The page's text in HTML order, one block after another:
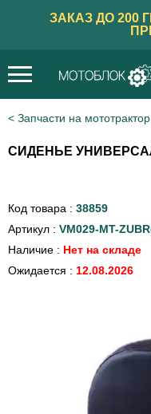
ЗАКАЗ ДО 200
Запчасти на
СИДЕНЬЕ
Код товара : 38859
Артикул : VM029-MT-
Наличие : Нет на складе
Ожидается : 12.08.2026